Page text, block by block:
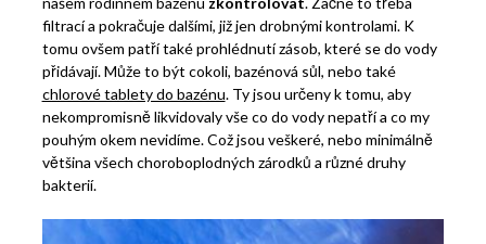
filtrací a pokračuje dalšími, již jen drobnými kontrolami. K
tomu ovšem patří také prohlédnutí zásob, které se do vody
přidávají. Může to být cokoli, bazénová sůl, nebo také
chlorové tablety do bazénu. Ty jsou určeny k tomu, aby
nekompromisně likvidovaly vše co do vody nepatří a co my
pouhým okem nevidíme. Což jsou veškeré, nebo minimálně
většina všech choroboplodných zárodků a různé druhy
bakterií.